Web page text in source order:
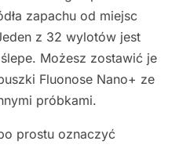
zapachu od miejsc
z 32 wylotów jest
Możesz zostawić je
Fluonose Nano+ ze
próbkami.
prostu oznaczyć